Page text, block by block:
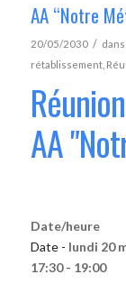
AA “Notre
20/05/2030 / dans
rétablissement,
AA
Date/heure
Date - lundi 20
17:30 - 19:00